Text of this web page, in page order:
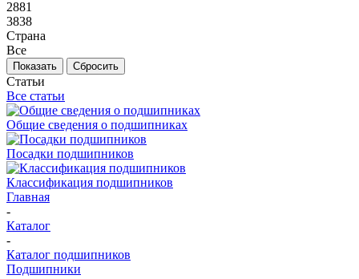
2881
3838
Страна
Все
Сбросить
Статьи
Все статьи
Общие сведения о подшипниках
Посадки подшипников
Классификация подшипников
Главная
-
Каталог
-
Каталог подшипников
Подшипники